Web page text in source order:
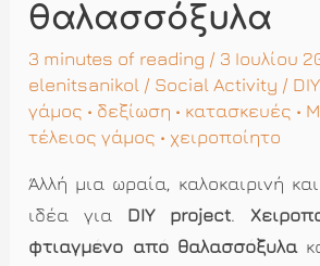
θαλασσόξυλα
3 minutes of reading / 3 Ιουλίου
elenitsanikol / Social Activity / DIY
γάμος • δεξίωση • κατασκευές •
τέλειος γάμος • χειροποίητο
Άλλή μια ωραία, καλοκαιρινή
ιδέα για DIY project.
φτιαγμένο από θαλασσόξυλα